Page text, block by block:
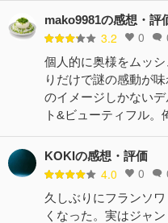
mako9981の感想・評
3.2 0
個人的に奥様をムッ
りだけで謎の感動が
のイメージしかない
ト&ビューティフル。
KOKIの感想・評価
4.0 0
久しぶりにフランソ
くなった。実はジャ